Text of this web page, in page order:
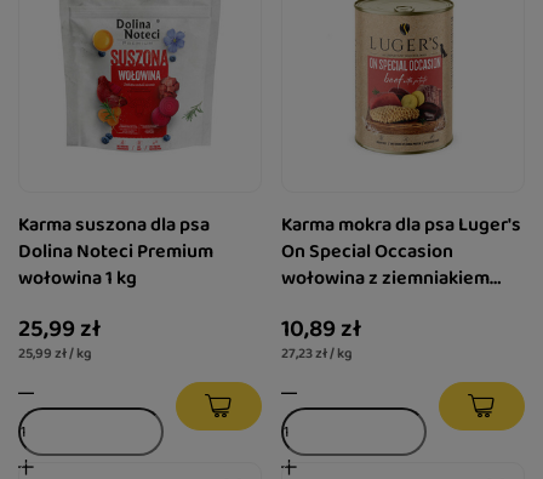
Karma suszona dla psa
Dolina Noteci Premium
wołowina 1 kg
25,99 zł
25,99 zł / kg
Karma mokra dla psa Luger's
On Special Occasion
wołowina z ziemniakiem
10,89 zł
27,23 zł / kg